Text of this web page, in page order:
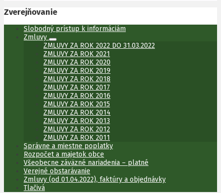
Zverejňovanie
Slobodný prístup k informáciám
Zmluvy
ZMLUVY ZA ROK 2022 DO 31.03.2022
ZMLUVY ZA ROK 2021
ZMLUVY ZA ROK 2020
ZMLUVY ZA ROK 2019
ZMLUVY ZA ROK 2018
ZMLUVY ZA ROK 2017
ZMLUVY ZA ROK 2016
ZMLUVY ZA ROK 2015
ZMLUVY ZA ROK 2014
ZMLUVY ZA ROK 2013
ZMLUVY ZA ROK 2012
ZMLUVY ZA ROK 2011
Správne a miestne poplatky
Rozpočet a majetok obce
Všeobecne záväzné nariadenia – platné
Verejné obstarávanie
Zmluvy (od 01.04.2022), faktúry a objednávky
Tlačivá